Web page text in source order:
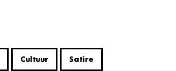
Cultuur Satire